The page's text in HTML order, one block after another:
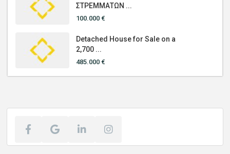
ΣΤΡΕΜΜΑΤΩΝ ...
100.000 €
Detached House for Sale on a
2,700 ...
485.000 €